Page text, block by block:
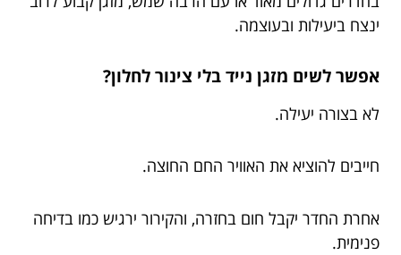
ינצח ביעילות ובעוצמה.
אפשר לשים מזגן נייד בלי צינור לחלון?
לא בצורה יעילה.
חייבים להוציא את האוויר החם החוצה.
אחרת החדר יקבל חום בחזרה, והקירור ירגיש כמו בדיחה
פנימית.